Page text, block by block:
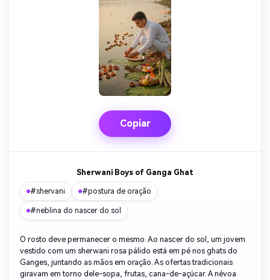
Copiar
Sherwani Boys of Ganga Ghat
#shervani #postura de oração
#neblina do nascer do sol
O rosto deve permanecer o mesmo. Ao nascer do sol, um jovem
vestido com um sherwani rosa pálido está em pé nos ghats do
Ganges, juntando as mãos em oração. As ofertas tradicionais
giravam em torno dele-sopa, frutas, cana-de-açúcar. A névoa